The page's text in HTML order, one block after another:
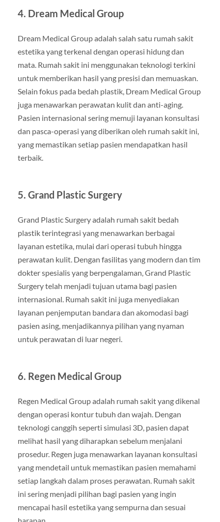
4. Dream Medical Group
Dream Medical Group adalah salah satu rumah sakit
estetika yang terkenal dengan operasi hidung dan
mata. Rumah sakit ini menggunakan teknologi terkini
untuk memberikan hasil yang presisi dan memuaskan.
Selain fokus pada bedah plastik, Dream Medical Group
juga menawarkan perawatan kulit dan anti-aging.
Pasien internasional sering memuji layanan konsultasi
dan pasca-operasi yang diberikan oleh rumah sakit ini,
yang memastikan setiap pasien mendapatkan hasil
terbaik.
5. Grand Plastic Surgery
Grand Plastic Surgery adalah rumah sakit bedah
plastik terintegrasi yang menawarkan berbagai
layanan estetika, mulai dari operasi tubuh hingga
perawatan kulit. Dengan fasilitas yang modern dan tim
dokter spesialis yang berpengalaman, Grand Plastic
Surgery telah menjadi tujuan utama bagi pasien
internasional. Rumah sakit ini juga menyediakan
layanan penjemputan bandara dan akomodasi bagi
pasien asing, menjadikannya pilihan yang nyaman
untuk perawatan di luar negeri.
6. Regen Medical Group
Regen Medical Group adalah rumah sakit yang dikenal
dengan operasi kontur tubuh dan wajah. Dengan
teknologi canggih seperti simulasi 3D, pasien dapat
melihat hasil yang diharapkan sebelum menjalani
prosedur. Regen juga menawarkan layanan konsultasi
yang mendetail untuk memastikan pasien memahami
setiap langkah dalam proses perawatan. Rumah sakit
ini sering menjadi pilihan bagi pasien yang ingin
mencapai hasil estetika yang sempurna dan sesuai